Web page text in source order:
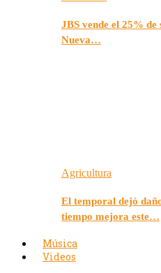
JBS vende el 25%
Nueva…
Agricultura
El temporal dejó
tiempo mejora este…
Música
Videos